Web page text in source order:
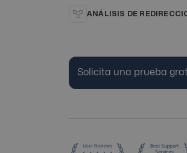
ANÁLISIS DE
Solicita una prueba